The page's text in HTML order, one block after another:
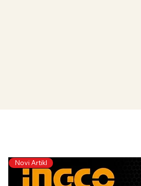
Novi Artikl